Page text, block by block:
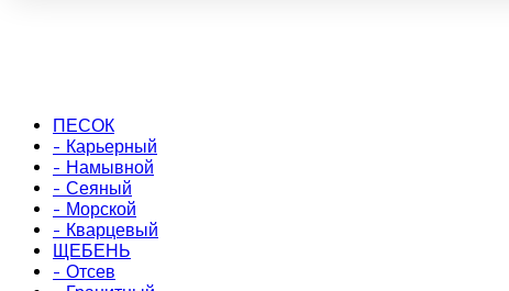
ПЕСОК
- Карьерный
- Намывной
- Сеяный
- Морской
- Кварцевый
ЩЕБЕНЬ
- Отсев